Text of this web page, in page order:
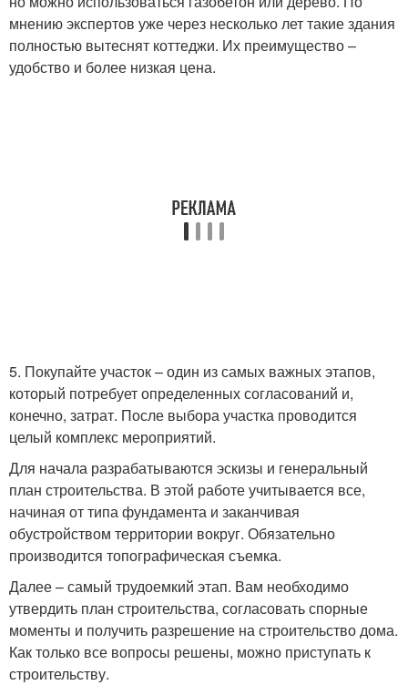
мнению экспертов уже через несколько лет такие здания
полностью вытеснят коттеджи. Их преимущество –
удобство и более низкая цена.
5. Покупайте участок – один из самых важных этапов,
который потребует определенных согласований и,
конечно, затрат. После выбора участка проводится
целый комплекс мероприятий.
Для начала разрабатываются эскизы и генеральный
план строительства. В этой работе учитывается все,
начиная от типа фундамента и заканчивая
обустройством территории вокруг. Обязательно
производится топографическая съемка.
Далее – самый трудоемкий этап. Вам необходимо
утвердить план строительства, согласовать спорные
моменты и получить разрешение на строительство дома.
Как только все вопросы решены, можно приступать к
строительству.